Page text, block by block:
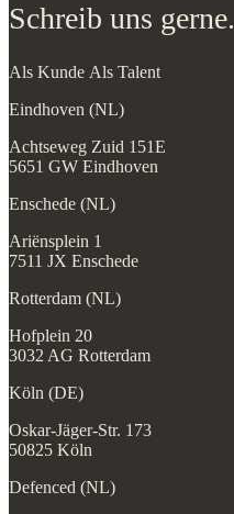
Schreib uns gerne.
Als Kunde Als Talent
Eindhoven (NL)
Achtseweg Zuid 151E
5651 GW Eindhoven
Enschede (NL)
Ariënsplein 1
7511 JX Enschede
Rotterdam (NL)
Hofplein 20
3032 AG Rotterdam
Köln (DE)
Oskar-Jäger-Str. 173
50825 Köln
Defenced (NL)